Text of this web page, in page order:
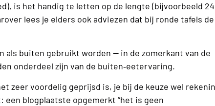
is het handig te letten op de lengte (bijvoorbeeld
lees je elders ook adviezen dat bij ronde tafels de
als buiten gebruikt worden — in de zomerkant van de
onderdeel zijn van de buiten‐eetervaring.
zeer voordelig geprijsd is, je bij de keuze wel
blogplaatste opgemerkt “het is geen